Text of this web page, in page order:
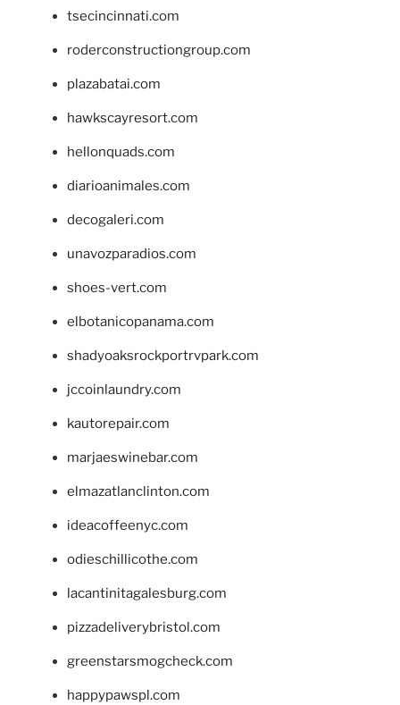
tsecincinnati.com
roderconstructiongroup.com
plazabatai.com
hawkscayresort.com
hellonquads.com
diarioanimales.com
decogaleri.com
unavozparadios.com
shoes-vert.com
elbotanicopanama.com
shadyoaksrockportrvpark.com
jccoinlaundry.com
kautorepair.com
marjaeswinebar.com
elmazatlanclinton.com
ideacoffeenyc.com
odieschillicothe.com
lacantinitagalesburg.com
pizzadeliverybristol.com
greenstarsmogcheck.com
happypawspl.com